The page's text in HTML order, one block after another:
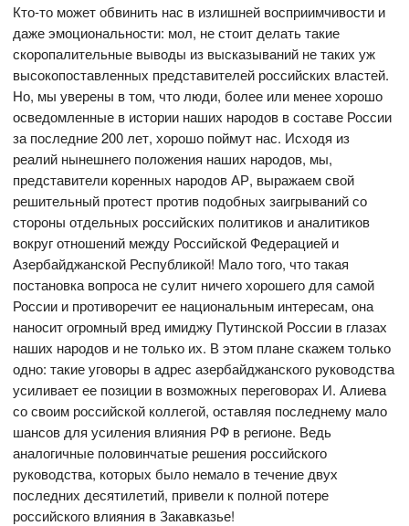
Кто-то может обвинить нас в излишней восприимчивости и
даже эмоциональности: мол, не стоит делать такие
скоропалительные выводы из высказываний не таких уж
высокопоставленных представителей российских властей.
Но, мы уверены в том, что люди, более или менее хорошо
осведомленные в истории наших народов в составе России
за последние 200 лет, хорошо поймут нас. Исходя из
реалий нынешнего положения наших народов, мы,
представители коренных народов АР, выражаем свой
решительный протест против подобных заигрываний со
стороны отдельных российских политиков и аналитиков
вокруг отношений между Российской Федерацией и
Азербайджанской Республикой! Мало того, что такая
постановка вопроса не сулит ничего хорошего для самой
России и противоречит ее национальным интересам, она
наносит огромный вред имиджу Путинской России в глазах
наших народов и не только их. В этом плане скажем только
одно: такие уговоры в адрес азербайджанского руководства
усиливает ее позиции в возможных переговорах И. Алиева
со своим российской коллегой, оставляя последнему мало
шансов для усиления влияния РФ в регионе. Ведь
аналогичные половинчатые решения российского
руководства, которых было немало в течение двух
последних десятилетий, привели к полной потере
российского влияния в Закавказье!